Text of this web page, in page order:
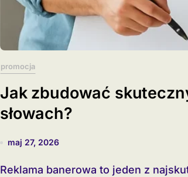
promocja
Jak zbudować
słowach?
maj 27, 2026
Reklama banerowa to jeden z najskuteczniejszych sposobów na natychmiastowe